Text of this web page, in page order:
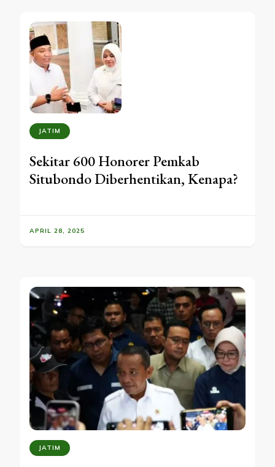
JATIM
Sekitar 600 Honorer Pemkab
Situbondo Diberhentikan, Kenapa?
APRIL 28, 2025
JATIM